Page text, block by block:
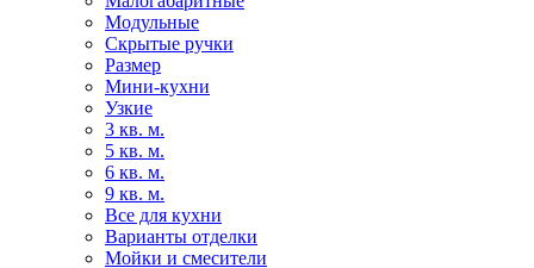
Модульные
Скрытые ручки
Размер
Мини-кухни
Узкие
3 кв. м.
5 кв. м.
6 кв. м.
9 кв. м.
Все для кухни
Варианты отделки
Мойки и смесители